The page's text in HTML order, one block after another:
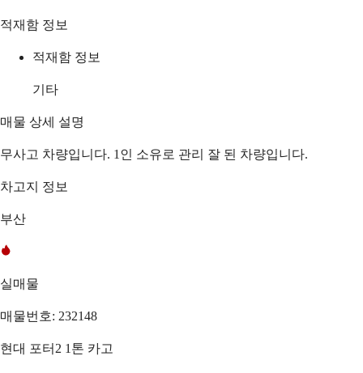
적재함 정보
적재함 정보
기타
매물 상세 설명
무사고 차량입니다. 1인 소유로 관리 잘 된 차량입니다.
차고지 정보
부산
실매물
매물번호: 232148
현대 포터2 1톤 카고